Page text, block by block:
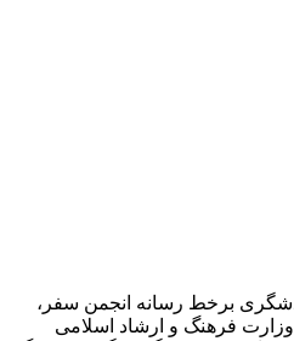
برخط رسانه انجمن سفر،
فرهنگ و ارشاد اسلامی